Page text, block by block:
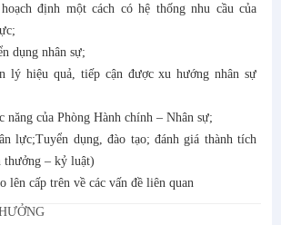
định một cách có hệ thống nhu cầu của
dụng nhân sự;
lý hiệu quả, tiếp cận được xu hướng nhân sự
năng của Phòng Hành chính – Nhân sự;
lực;Tuyển dụng, đào tạo; đánh giá thành tích
thưởng – kỷ luật)
lên cấp trên về các vấn đề liên quan